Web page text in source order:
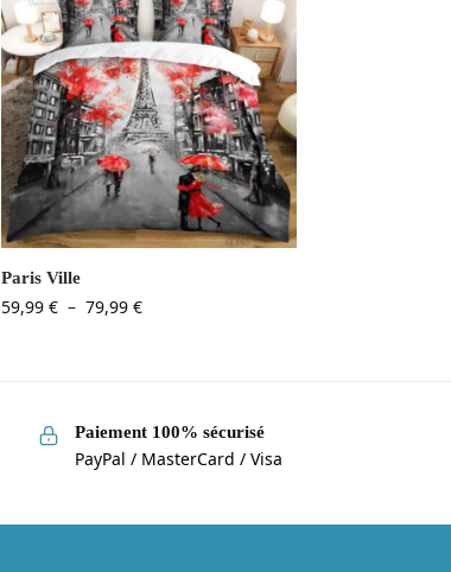
Paris Ville
59,99€ – 79,99€
Paiement 100% sécurisé
PayPal / MasterCard / Visa